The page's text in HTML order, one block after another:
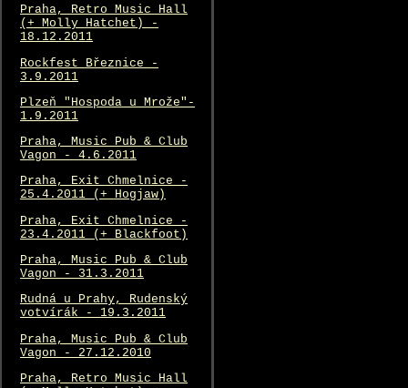
Praha, Retro Music Hall
(+ Molly Hatchet) -
18.12.2011
Rockfest Březnice -
3.9.2011
Plzeň "Hospoda u Mrože"-
1.9.2011
Praha, Music Pub & Club
Vagon - 4.6.2011
Praha, Exit Chmelnice -
25.4.2011 (+ Hogjaw)
Praha, Exit Chmelnice -
23.4.2011 (+ Blackfoot)
Praha, Music Pub & Club
Vagon - 31.3.2011
Rudná u Prahy, Rudenský
votvírák - 19.3.2011
Praha, Music Pub & Club
Vagon - 27.12.2010
Praha, Retro Music Hall